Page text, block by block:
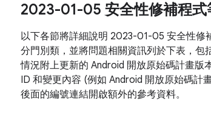
2023-01-05 安全性修補程
以下各節將詳細說明 2023-01-05 安全性修
分門別類，並將問題相關資訊列於下表，包
情況附上更新的 Android 開放原始碼計畫版
ID 和變更內容 (例如 Android 開放原始碼計
後面的編號連結開啟額外的參考資料。